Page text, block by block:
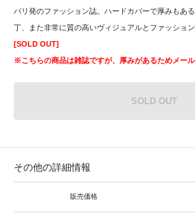
パリ発のファッション誌。ハードカバーで厚みもあ
丁、また非常に質の高いヴィジュアルとファッショ
[SOLD OUT]
※こちらの商品は雑誌ですが、厚みがあるためメール
SOLD OUT
その他の詳細情報
販売価格